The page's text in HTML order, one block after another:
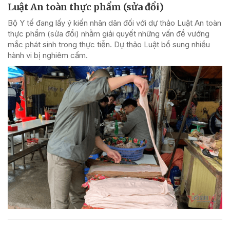
Luật An toàn thực phẩm (sửa đổi)
Bộ Y tế đang lấy ý kiến nhân dân đối với dự thảo Luật An toàn
thực phẩm (sửa đổi) nhằm giải quyết những vấn đề vướng
mắc phát sinh trong thực tiễn. Dự thảo Luật bổ sung nhiều
hành vi bị nghiêm cấm.